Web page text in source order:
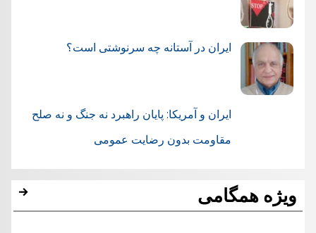
ایران در آستانه چه سرنوشتی است؟
ایران و آمریکا: پایان راهبرد نه جنگ و نه صلح
مقاومت بدون رضایت عمومی
ویژه همگامی